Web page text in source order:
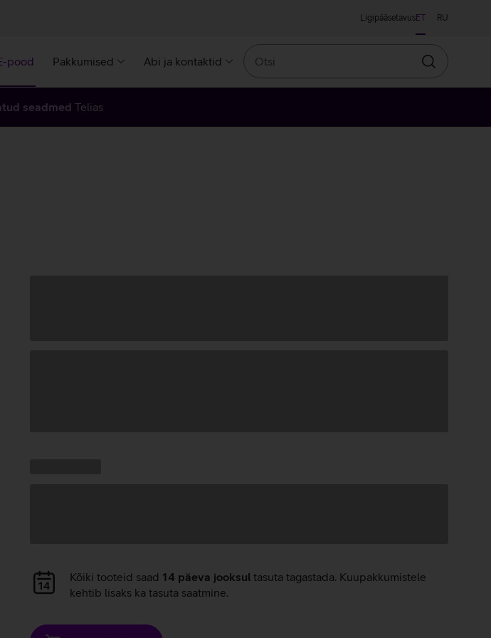
LigipääsetavusET RU
pood Pakkumised Abi ja kontaktid
Otsin
seadmed Telias
Andmete
laadimine
Kõiki tooteid saad 14 päeva jooksul tasuta tagastada. Kuupakkumistele
kehtib lisaks ka tasuta saatmine.